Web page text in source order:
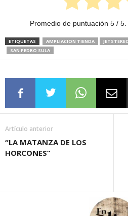
Promedio de puntuación 5 / 5.
ETIQUETAS AMPLIACION TIENDA
SAN PEDRO SULA
Artículo anterior
“LA MATANZA DE LOS
HORCONES”